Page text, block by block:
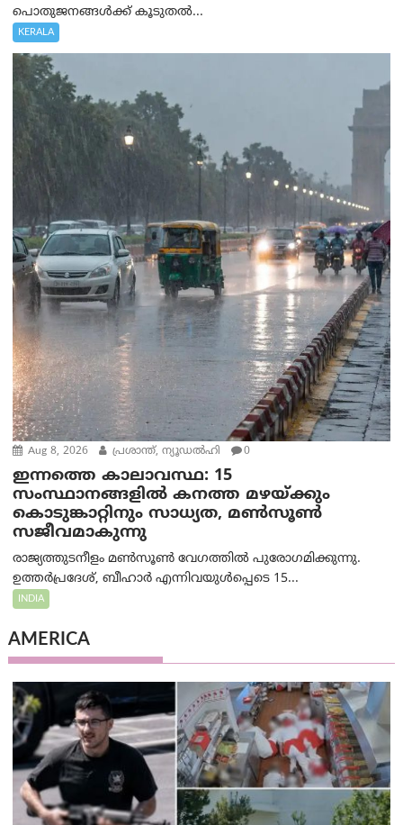
പൊതുജനങ്ങൾക്ക് കൂടുതൽ...
KERALA
Aug 8, 2026 പ്രശാന്ത്, ന്യൂഡല്‍ഹി 0
ഇന്നത്തെ കാലാവസ്ഥ: 15
സംസ്ഥാനങ്ങളിൽ കനത്ത മഴയ്ക്കും
കൊടുങ്കാറ്റിനും സാധ്യത, മൺസൂൺ
സജീവമാകുന്നു
രാജ്യത്തുടനീളം മൺസൂൺ വേഗത്തിൽ പുരോഗമിക്കുന്നു.
ഉത്തർപ്രദേശ്, ബീഹാർ എന്നിവയുൾപ്പെടെ 15...
INDIA
AMERICA